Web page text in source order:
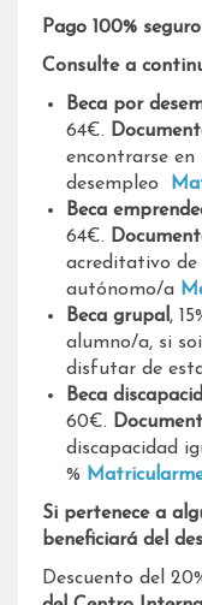
Pago 100%
Consulte a
Beca por
64€.
encontrarse en
desempleo
Beca
64€.
acreditativo de
autónomo/a
Beca grupal ,
alumno/a, si
disfutar de
Beca
60€.
discapacidad
%
Si pertenece a
beneficiará del
Descuento del